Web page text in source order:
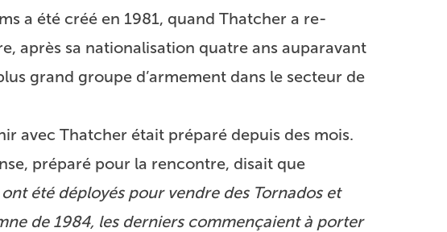
a été créé en 1981, quand Thatcher a re-
après sa nationalisation quatre ans auparavant
grand groupe d’armement dans le secteur de
avec Thatcher était préparé depuis des mois.
préparé pour la rencontre, disait que
été déployés pour vendre des Tornados et
de 1984, les derniers commençaient à porter